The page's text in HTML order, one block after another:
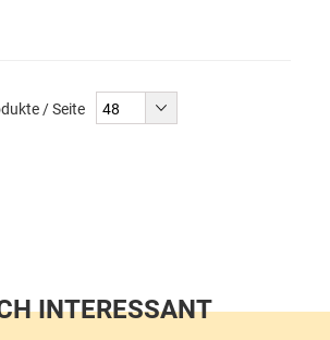
/ Seite
INTERESSANT